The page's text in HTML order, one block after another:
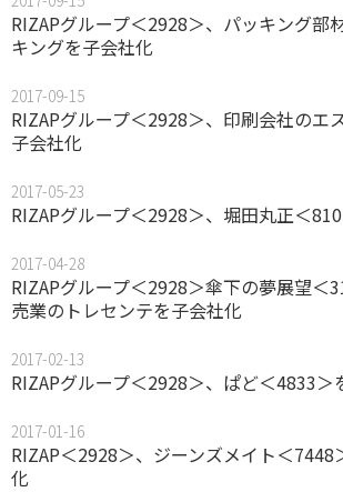
RIZAPグループ＜2928＞、パッキング部
キングを子会社化
2017-09-15
RIZAPグループ＜2928＞、印刷会社のエ
子会社化
2017-05-23
RIZAPグループ＜2928＞、堀田丸正＜
2017-04-28
RIZAPグループ＜2928＞傘下の夢展望＜
売業のトレセンテを子会社化
2017-02-13
RIZAPグループ＜2928＞、ぱど＜4833＞
2017-01-16
RIZAP＜2928＞、ジーンズメイト＜
化